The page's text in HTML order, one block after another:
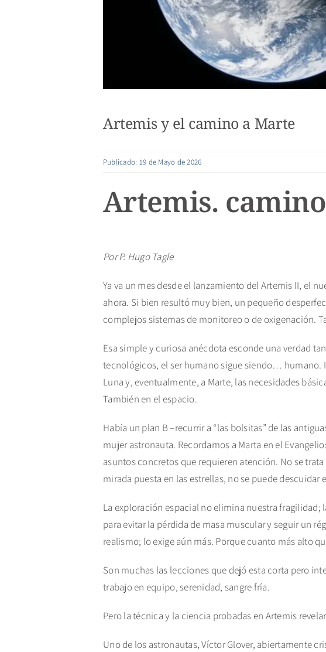
Artemis y el camino a Marte
Publicado: 19 de Mayo de 2026
Artemis.
Por P. Hugo Tagle
Ya va un mes desde el lanzamiento del Artemis II, el
ahora. Si bien resultó muy bien, un pequeño
complejos sistemas de monitoreo o de oxigenación.
Esa simple y curiosa anécdota esconde una verdad
tecnológicos, el ser humano sigue siendo… humano.
Luna y, eventualmente, a Marte, las necesidades
También en el espacio.
Había un plan B –recurrir a “las bolsitas” de las
mujer astronauta. Recordamos a Marta en el
asuntos concretos que requieren atención. No se
mirada puesta en las estrellas, no se puede descuidar
La exploración espacial no elimina nuestra
para evitar la pérdida de masa muscular y seguir un
realismo; lo exige aún más. Porque cuanto más alto
Son muchas las lecciones que dejó esta corta pero
trabajo en equipo, serenidad, sangre fría.
Pero la técnica y la ciencia probadas en Artemis
Uno de los astronautas, Víctor Glover, abiertamente